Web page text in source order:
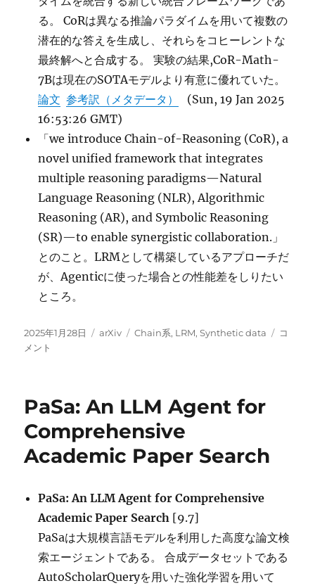
る。 CoRは異なる推論パラダイムを用いて複数の
潜在的な答えを生成し、それらをコヒーレントな
最終解へと合成する。 実験の結果,CoR-Math-
7Bは現在のSOTAモデルより有意に優れていた。
論文 参考訳（メタデータ）
(Sun, 19 Jan 2025
16:53:26 GMT)
「we introduce Chain-of-Reasoning (CoR), a
novel unified framework that integrates
multiple reasoning paradigms—Natural
Language Reasoning (NLR), Algorithmic
Reasoning (AR), and Symbolic Reasoning
(SR)—to enable synergistic collaboration.」
とのこと。LRMとして構築しているアプローチだ
が、Agenticに使った場合との性能差をしりたい
ところ。
投
稿
2025年1月28日
カ
arXiv
タ
Chain系, LRM,Synthetic data
Chain-
コ
メント
PaSa: An LLM Agent for
Comprehensive
Academic Paper Search
PaSa: An LLM Agent for Comprehensive
Academic Paper Search [9.7]
PaSaは大規模言語モデルを利用した高度な論文検
索エージェントである。 合成データセットである
AutoScholarQueryを用いた強化学習を用いて